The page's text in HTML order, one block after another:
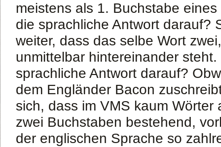
meistens als 1. Buchstabe
die sprachliche Antwort darauf?
weiter, dass das selbe Wort
unmittelbar hintereinander steht.
sprachliche Antwort darauf?
dem Engländer Bacon
sich, dass im VMS kaum Wörter
zwei Buchstaben bestehend,
der englischen Sprache so